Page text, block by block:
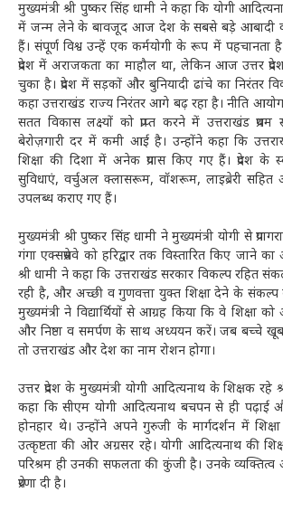
मुख्यमंत्री श्री पुष्कर सिंह धामी ने कहा कि योगी
में जन्म लेने के बावजूद आज देश के सबसे बड़े आबादी
हैं। संपूर्ण विश्व उन्हें एक कर्मयोगी के रूप में पहचानता
प्रदेश में अराजकता का माहौल था, लेकिन आज उत्तर
चुका है। प्रदेश में सड़कों और बुनियादी ढांचे का निरंतर
कहा उत्तराखंड राज्य निरंतर आगे बढ़ रहा है। नीति
सतत विकास लक्ष्यों को प्राप्त करने में उत्तराखंड
बेरोज़गारी दर में कमी आई है। उन्होंने कहा कि
शिक्षा की दिशा में अनेक प्रयास किए गए हैं। प्रदेश
सुविधाएं, वर्चुअल क्लासरूम, वॉशरूम, लाइब्रेरी
उपलब्ध कराए गए हैं।
मुख्यमंत्री श्री पुष्कर सिंह धामी ने मुख्यमंत्री योगी से
गंगा एक्सप्रेसवे को हरिद्वार तक विस्तारित किए जाने का
श्री धामी ने कहा कि उत्तराखंड सरकार विकल्प रहित
रही है, और अच्छी व गुणवत्ता युक्त शिक्षा देने के संकल्प
मुख्यमंत्री ने विद्यार्थियों से आग्रह किया कि वे शिक्षा को
और निष्ठा व समर्पण के साथ अध्ययन करें। जब बच्चे
तो उत्तराखंड और देश का नाम रोशन होगा।
उत्तर प्रदेश के मुख्यमंत्री योगी आदित्यनाथ के शिक्षक रहे
कहा कि सीएम योगी आदित्यनाथ बचपन से ही पढ़ाई
होनहार थे। उन्होंने अपने गुरुजी के मार्गदर्शन में
उत्कृष्टता की ओर अग्रसर रहे। योगी आदित्यनाथ की शिक्षा
परिश्रम ही उनकी सफलता की कुंजी है। उनके व्यक्तित्व
प्रेरणा दी है।